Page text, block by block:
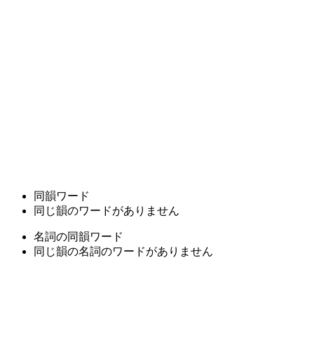
同韻ワード
同じ韻のワードがありません
名詞の同韻ワード
同じ韻の名詞のワードがありません